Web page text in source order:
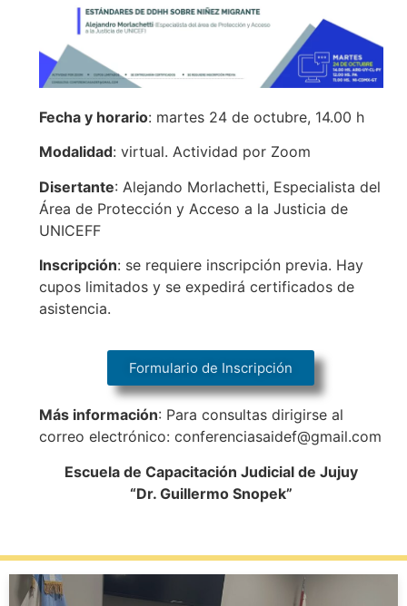
Fecha y horario: martes 24 de octubre, 14.00 h
Modalidad: virtual. Actividad por Zoom
Disertante: Alejando Morlachetti, Especialista del
Área de Protección y Acceso a la Justicia de
UNICEFF
Inscripción: se requiere inscripción previa. Hay
cupos limitados y se expedirá certificados de
asistencia.
Formulario de Inscripción
Más información: Para consultas dirigirse al
correo electrónico: conferenciasaidef@gmail.com
Escuela de Capacitación Judicial de Jujuy
“Dr. Guillermo Snopek”